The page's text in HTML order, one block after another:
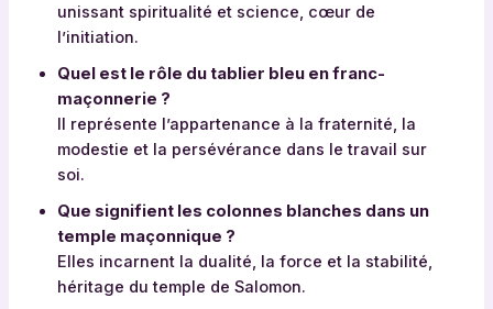
unissant spiritualité et science, cœur de
l’initiation.
Quel est le rôle du tablier bleu en franc-
maçonnerie ?
Il représente l’appartenance à la fraternité, la
modestie et la persévérance dans le travail sur
soi.
Que signifient les colonnes blanches dans un
temple maçonnique ?
Elles incarnent la dualité, la force et la stabilité,
héritage du temple de Salomon.